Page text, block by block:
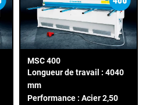
MSC 400
Longueur de travail : 4040
mm
Performance : Acier 2,50